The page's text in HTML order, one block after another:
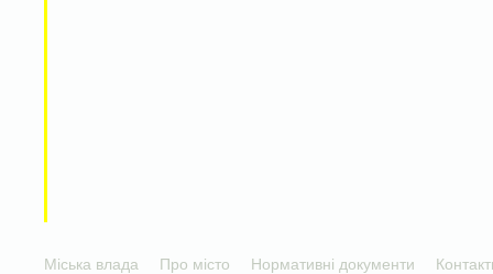
Міська влада Про місто Нормативні документи